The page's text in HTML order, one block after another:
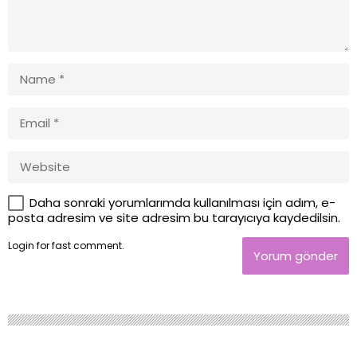
Daha sonraki yorumlarımda kullanılması için adım, e-
posta adresim ve site adresim bu tarayıcıya kaydedilsin.
Login for fast comment.
Yorum gönder